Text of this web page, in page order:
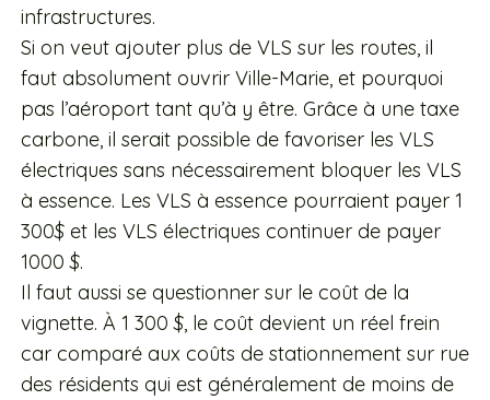
infrastructures.
Si on veut ajouter plus de VLS sur les routes, il
faut absolument ouvrir Ville-Marie, et pourquoi
pas l’aéroport tant qu’à y être. Grâce à une taxe
carbone, il serait possible de favoriser les VLS
électriques sans nécessairement bloquer les VLS
à essence. Les VLS à essence pourraient payer 1
300$ et les VLS électriques continuer de payer
1000 $.
Il faut aussi se questionner sur le coût de la
vignette. À 1 300 $, le coût devient un réel frein
car comparé aux coûts de stationnement sur rue
des résidents qui est généralement de moins de